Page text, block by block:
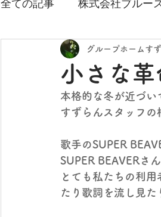
グループホームティーツリ
小さな革
グループホームす
本格的な冬が近づ
すずらんスタッフの
歌手のSUPER
SUPER BEAVERさ
とても私たちの利
たり歌詞を流し見た